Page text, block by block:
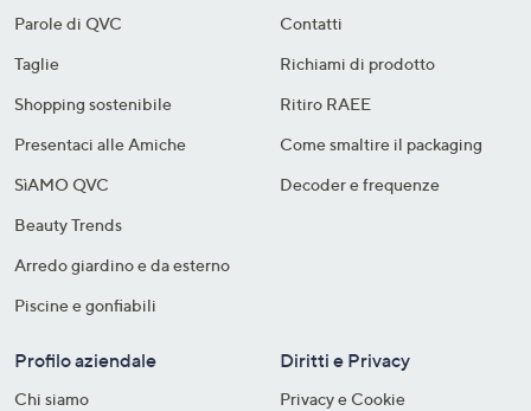
Parole di QVC
Taglie
Shopping sostenibile​
Presentaci alle Amiche
SìAMO QVC
Beauty Trends
Arredo giardino e da esterno
Piscine e gonfiabili
Contatti
Richiami di prodotto
Ritiro RAEE
Come smaltire il packaging​
Decoder e frequenze​
Profilo aziendale
Chi siamo
Diritti e Privacy
Privacy e Cookie